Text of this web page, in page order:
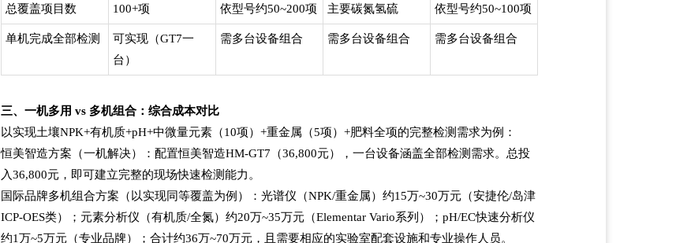
总覆盖项目数 100+项 依型号约50~200项 主要碳氮氢硫 依型号约50~100项
单机完成全部检测
可实现（GT7一
台）
需多台设备组合 需多台设备组合 需多台设备组合
三、一机多用 vs 多机组合：综合成本对比
以实现土壤NPK+有机质+pH+中微量元素（10项）+重金属（5项）+肥料全项的完整检测需求为例：
恒美智造方案（一机解决）：配置恒美智造HM-GT7（36,800元），一台设备涵盖全部检测需求。总投
入36,800元，即可建立完整的现场快速检测能力。
国际品牌多机组合方案（以实现同等覆盖为例）：光谱仪（NPK/重金属）约15万~30万元（安捷伦/岛津
ICP-OES类）；元素分析仪（有机质/全氮）约20万~35万元（Elementar Vario系列）；pH/EC快速分析仪
约1万~5万元（专业品牌）；合计约36万~70万元，且需要相应的实验室配套设施和专业操作人员。